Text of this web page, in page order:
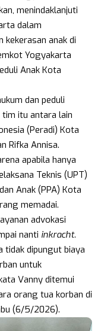
menindaklanjuti
dalam
kekerasan anak di
Yogyakarta
Anak Kota
dan peduli
itu antara lain
(Peradi) Kota
Rifka Annisa.
apabila hanya
Teknis (UPT)
Anak (PPA) Kota
memadai.
advokasi
nanti inkracht.
tidak dipungut biaya
untuk
Vanny ditemui
orang tua korban di
(6/5/2026).